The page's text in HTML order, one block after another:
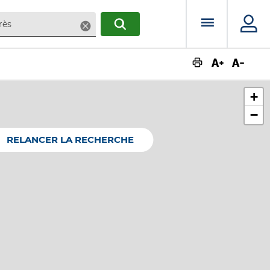
SupprimerRECHERCHERMenu
+
−
RELANCER LA RECHERCHE